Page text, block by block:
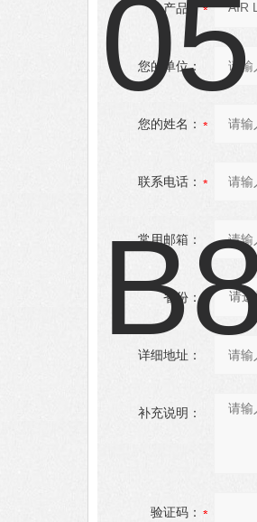
产品：
您的单位：
您的姓名：
联系电话：
常用邮箱：
省份：
详细地址：
补充说明：
验证码：